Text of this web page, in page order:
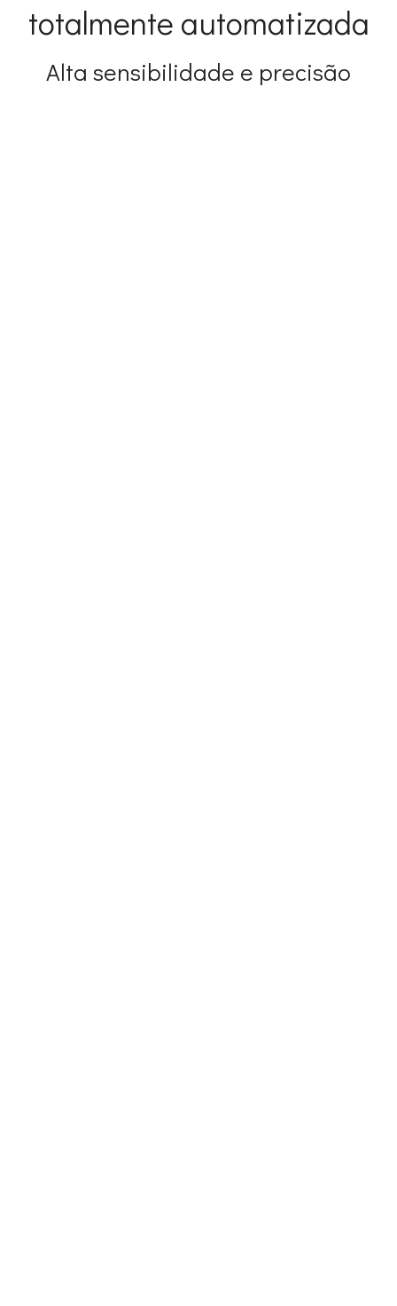
totalmente automatizada
Alta sensibilidade e precisão